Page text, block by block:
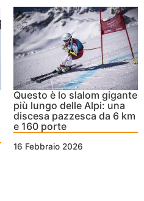
Questo è lo slalom gigante
più lungo delle Alpi: una
discesa pazzesca da 6 km
e 160 porte
16 Febbraio 2026